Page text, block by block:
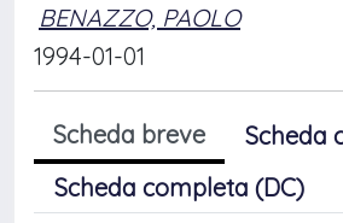
BENAZZO, PAOLO
1994-01-01
Scheda breve
Scheda
Scheda completa (DC)